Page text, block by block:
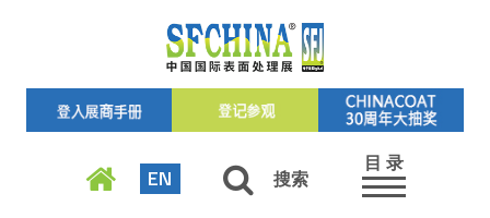
EN 搜索
目 录